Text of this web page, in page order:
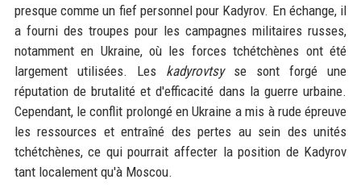
presque comme un fief personnel pour Kadyrov. En échange, il
a fourni des troupes pour les campagnes militaires russes,
notamment en Ukraine, où les forces tchétchènes ont été
largement utilisées. Les kadyrovtsyse sont forgé une
réputation de brutalité et d'efficacité dans la guerre urbaine.
Cependant, le conflit prolongé en Ukraine a mis à rude épreuve
les ressources et entraîné des pertes au sein des unités
tchétchènes, ce qui pourrait affecter la position de Kadyrov
tant localement qu'à Moscou.